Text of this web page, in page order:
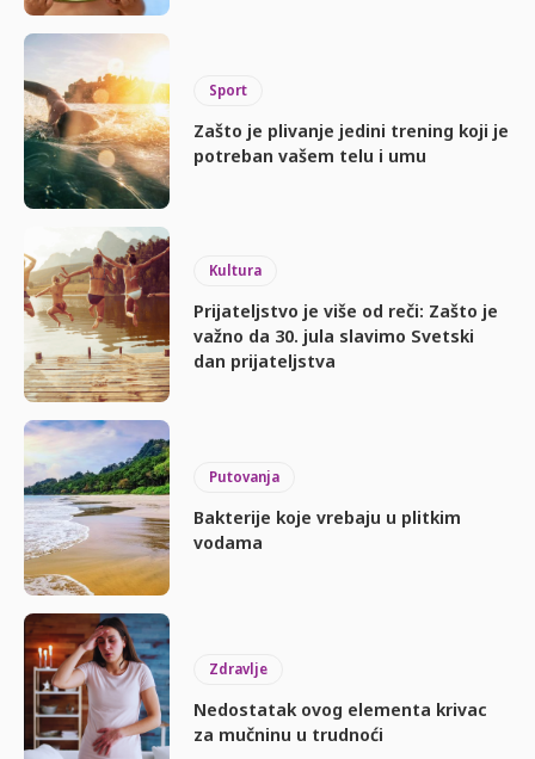
Sport
Zašto je plivanje jedini trening koji je
potreban vašem telu i umu
Kultura
Prijateljstvo je više od reči: Zašto je
važno da 30. jula slavimo Svetski
dan prijateljstva
Putovanja
Bakterije koje vrebaju u plitkim
vodama
Zdravlje
Nedostatak ovog elementa krivac
za mučninu u trudnoći